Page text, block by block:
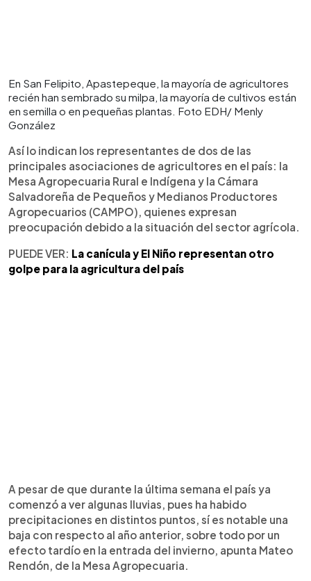
En San Felipito, Apastepeque, la mayoría de agricultores
recién han sembrado su milpa, la mayoría de cultivos están
en semilla o en pequeñas plantas. Foto EDH/ Menly
González
Así lo indican los representantes de dos de las
principales asociaciones de agricultores en el país: la
Mesa Agropecuaria Rural e Indígena y la Cámara
Salvadoreña de Pequeños y Medianos Productores
Agropecuarios (CAMPO), quienes expresan
preocupación debido a la situación del sector agrícola.
PUEDE VER: La canícula y El Niño representan otro
golpe para la agricultura del país
A pesar de que durante la última semana el país ya
comenzó a ver algunas lluvias, pues ha habido
precipitaciones en distintos puntos, sí es notable una
baja con respecto al año anterior, sobre todo por un
efecto tardío en la entrada del invierno, apunta Mateo
Rendón, de la Mesa Agropecuaria.